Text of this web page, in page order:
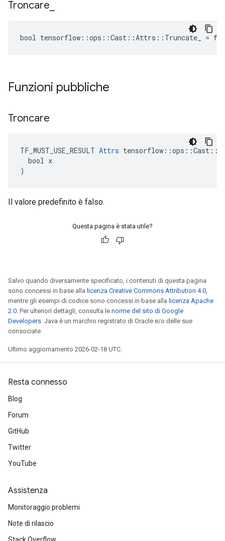
Troncare
bool tensorflow::ops::Cast::Attrs::Truncate_ =
Funzioni pubbliche
Troncare
TF_MUST_USE_RESULT Attrs
  bool x
)
Il valore predefinito è falso.
Questa pagina è stata utile?
Salvo quando diversamente specificato, i contenuti di questa pagina
sono concessi in base alla licenza Creative Commons Attribution 4.0,
mentre gli esempi di codice sono concessi in base alla licenza Apache
2.0. Per ulteriori dettagli, consulta le norme del sito di Google
Developers. Java è un marchio registrato di Oracle e/o delle sue
consociate.
Ultimo aggiornamento 2026-02-18 UTC.
Resta connesso
Blog
Forum
GitHub
Twitter
YouTube
Assistenza
Monitoraggio problemi
Note di rilascio